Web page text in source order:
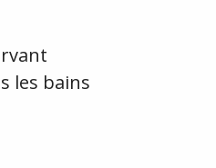
les bains